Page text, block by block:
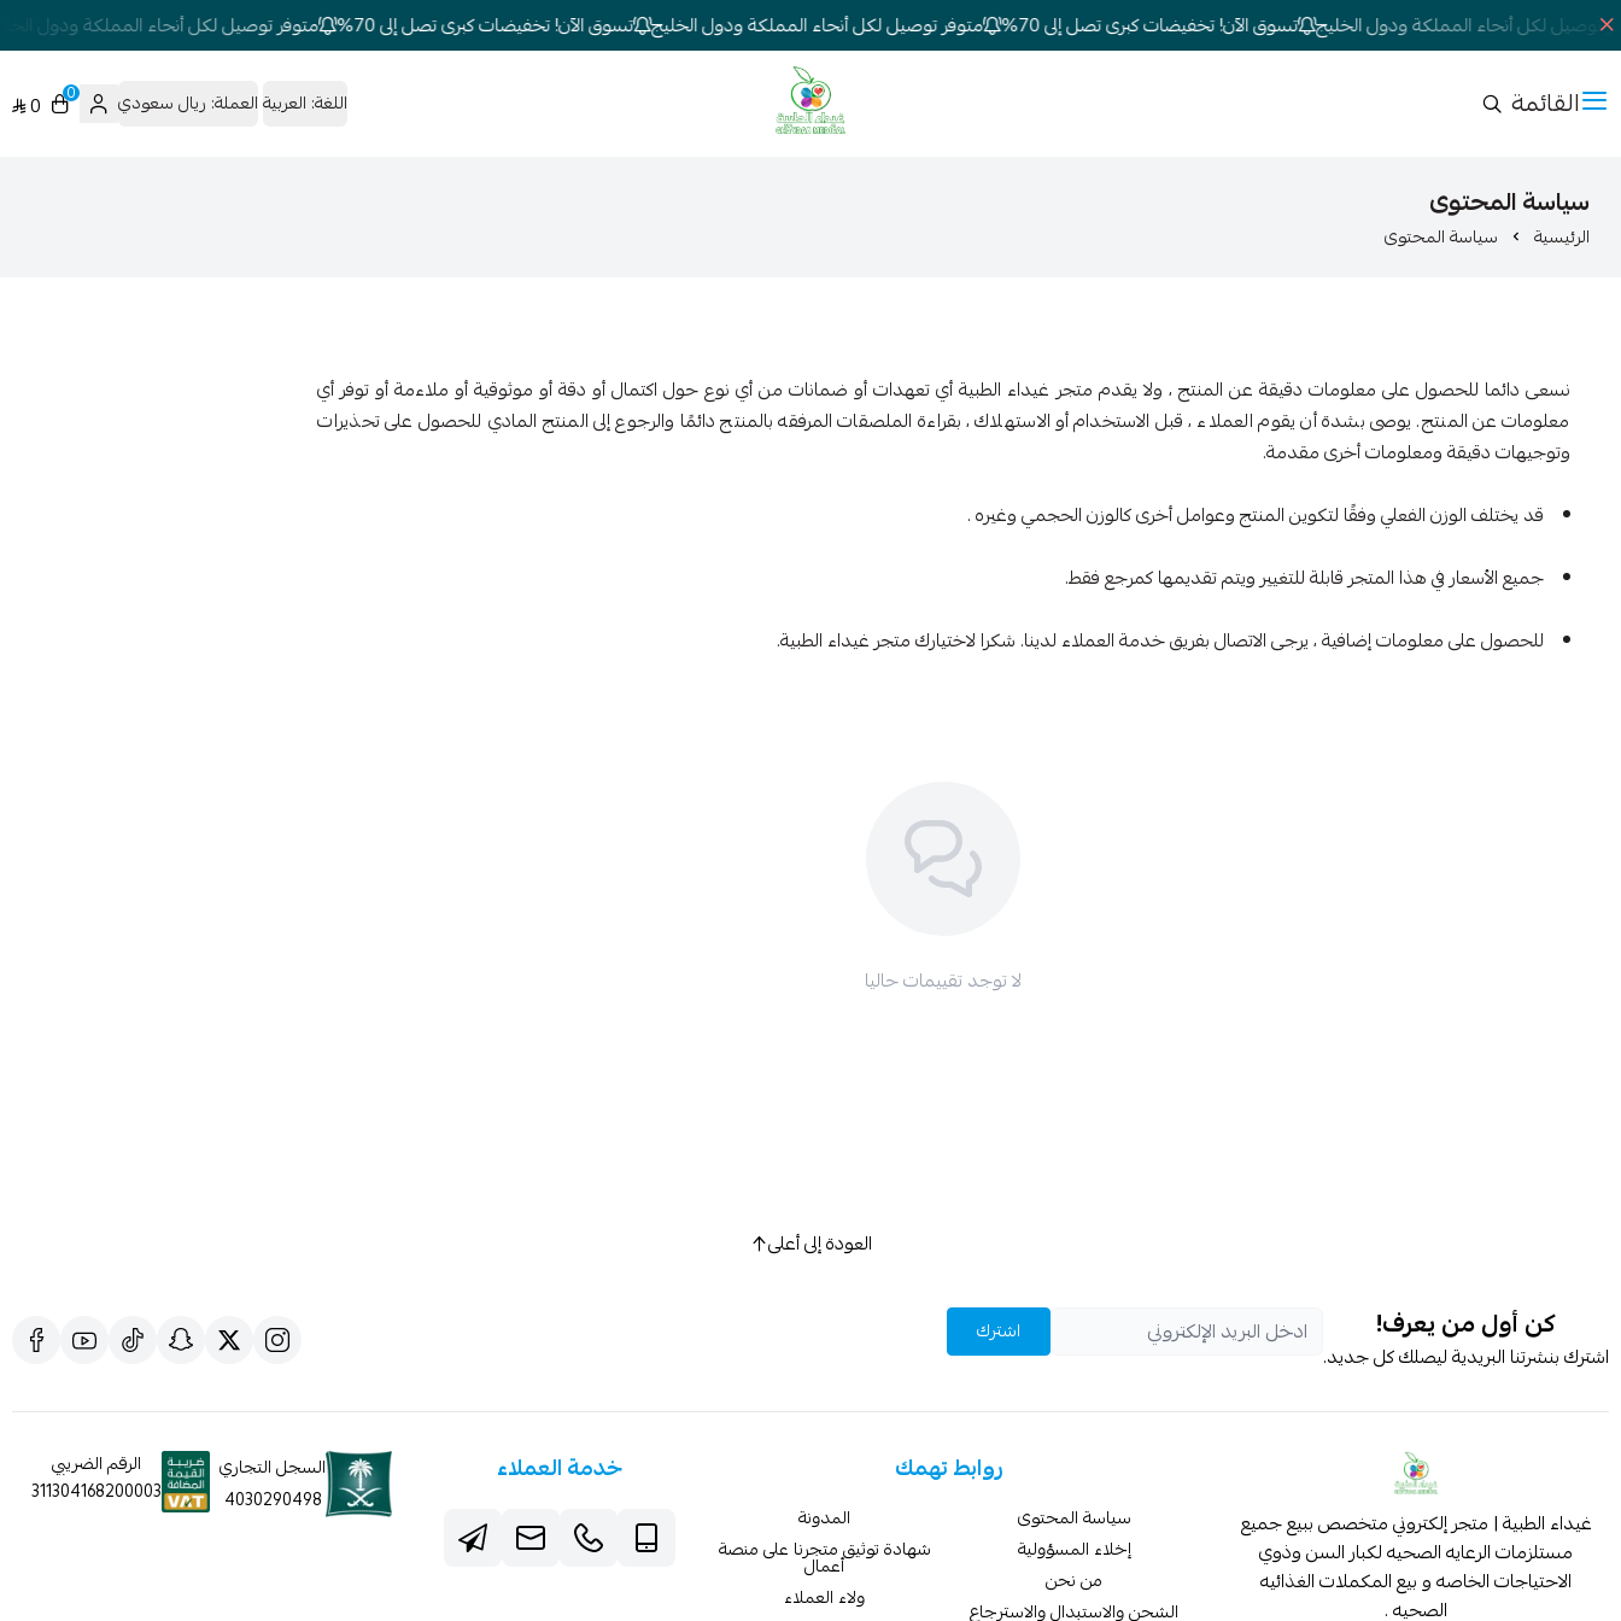
توصيل لكل أنحاء المملكة ودول الخليج تسوق الآن! تخفيضات كبرى تصل إلى 70% متوفر توصيل لكل أنحاء المملكة ودول الخليج تسوق الآن! تخفيضات كبرى تصل إلى 70% متوفر توصيل لكل أنحاء المملكة ودول
القائمة شركة غيداء المتطورة الطبية اللغة: العربيةالعملة: ريال سعودي 0
0
سياسة المحتوى
الرئيسية سياسة المحتوى
نسعى دائما للحصول على معلومات دقيقة عن المنتج ، ولا يقدم متجر غيداء الطبية أي تعهدات أو ضمانات من أي نوع حول اكتمال أو دقة أو موثوقية أو ملاءمة أو توفر أي
معلومات عن المنتج. يوصى بشدة أن يقوم العملاء ، قبل الاستخدام أو الاستهلاك ، بقراءة الملصقات المرفقه بالمنتج دائمًا والرجوع إلى المنتج المادي للحصول على تحذيرات
وتوجيهات دقيقة ومعلومات أخرى مقدمة.
قد يختلف الوزن الفعلي وفقًا لتكوين المنتج وعوامل أخرى كالوزن الحجمي وغيره .
جميع الأسعار في هذا المتجر قابلة للتغيير ويتم تقديمها كمرجع فقط.
للحصول على معلومات إضافية ، يرجى الاتصال بفريق خدمة العملاء لدينا. شكرا لاختيارك متجر غيداء الطبية.
لا توجد تقييمات حاليا
العودة إلى أعلى
كن أول من يعرف!
اشترك بنشرتنا البريدية ليصلك كل جديد.
اشترك
غيداء الطبية | متجر إلكتروني متخصص ببيع جميع
مستلزمات الرعايه الصحيه لكبار السن وذوي
الاحتياجات الخاصه و بيع المكملات الغذائيه
الصحيه .
روابط تهمك
سياسة المحتوى
إخلاء المسؤولية
من نحن
الشحن والاستبدال والاسترجاع
المدونة
شهادة توثيق متجرنا على منصة
أعمال
ولاء العملاء
خدمة العملاء
السجل التجاري
4030290498
الرقم الضريبي
311304168200003